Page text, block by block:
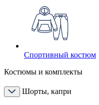
Спортивный костюм
Костюмы и комплекты
Шорты, капри